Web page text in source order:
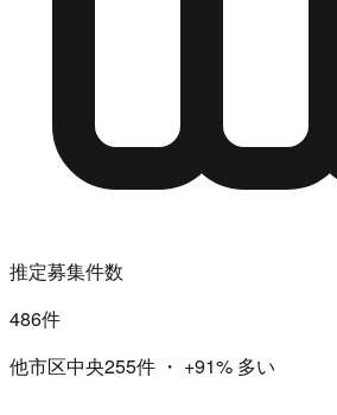
推定募集件数
486件
他市区中央255件 ・ +91% 多い